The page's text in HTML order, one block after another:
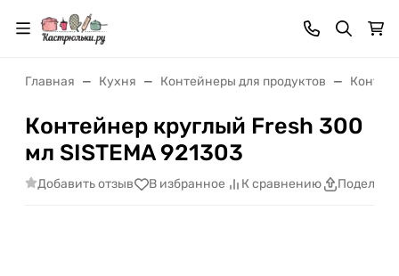
Главная Кухня Контейнеры для продуктов
Контейнер круглый Fresh 300
мл SISTEMA 921303
Добавить отзыв В избранное К сравнению